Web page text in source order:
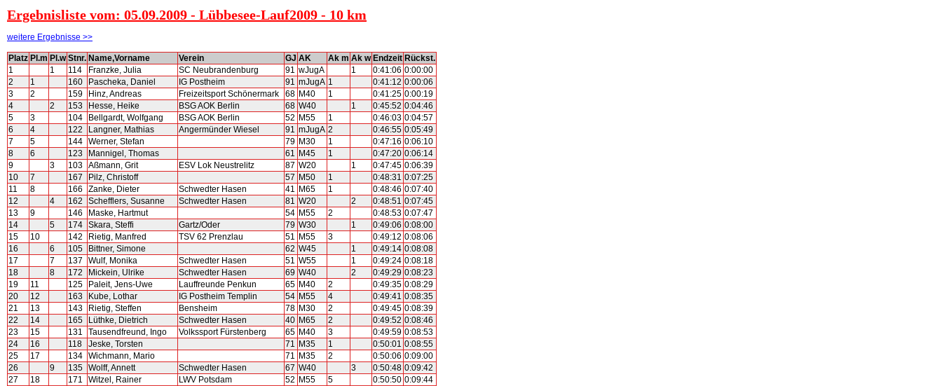
Ergebnisliste vom: 05.09.2009 - Lübbesee-Lauf2009 - 10 km
weitere Ergebnisse >>
Platz Pl.m Pl.w Stnr. Name,Vorname Verein GJ AK Ak m Ak w Endzeit Rückst.
1
1 114 Franzke, Julia SC Neubrandenburg 91 wJugA 1 0:41:06 0:00:00
2
1 160 Pascheka, Daniel IG Postheim 91 mJugA 1 0:41:12 0:00:06
3
2 159 Hinz, Andreas Freizeitsport Schönermark 68 M40 1 0:41:25 0:00:19
4
2 153 Hesse, Heike BSG AOK Berlin 68 W40 1 0:45:52 0:04:46
5
3 104 Bellgardt, Wolfgang BSG AOK Berlin 52 M55 1 0:46:03 0:04:57
6
4 122 Langner, Mathias Angermünder Wiesel 91 mJugA 2 0:46:55 0:05:49
7
5 144 Werner, Stefan 79 M30 1 0:47:16 0:06:10
8
6 123 Mannigel, Thomas 61 M45 1 0:47:20 0:06:14
9
3 103 Aßmann, Grit ESV Lok Neustrelitz 87 W20 1 0:47:45 0:06:39
10
7 167 Pilz, Christoff 57 M50 1 0:48:31 0:07:25
11
8 166 Zanke, Dieter Schwedter Hasen 41 M65 1 0:48:46 0:07:40
12
4 162 Schefflers, Susanne Schwedter Hasen 81 W20 2 0:48:51 0:07:45
13
9 146 Maske, Hartmut 54 M55 2 0:48:53 0:07:47
14
5 174 Skara, Steffi Gartz/Oder 79 W30 1 0:49:06 0:08:00
15
10 142 Rietig, Manfred TSV 62 Prenzlau 51 M55 3 0:49:12 0:08:06
16
6 105 Bittner, Simone 62 W45 1 0:49:14 0:08:08
17
7 137 Wulf, Monika Schwedter Hasen 51 W55 1 0:49:24 0:08:18
18
8 172 Mickein, Ulrike Schwedter Hasen 69 W40 2 0:49:29 0:08:23
19
11 125 Paleit, Jens-Uwe Lauffreunde Penkun 65 M40 2 0:49:35 0:08:29
20
12 163 Kube, Lothar IG Postheim Templin 54 M55 4 0:49:41 0:08:35
21
13 143 Rietig, Steffen Bensheim 78 M30 2 0:49:45 0:08:39
22
14 165 Lüthke, Dietrich Schwedter Hasen 40 M65 2 0:49:52 0:08:46
23
15 131 Tausendfreund, Ingo Volkssport Fürstenberg 65 M40 3 0:49:59 0:08:53
24
16 118 Jeske, Torsten 71 M35 1 0:50:01 0:08:55
25
17 134 Wichmann, Mario 71 M35 2 0:50:06 0:09:00
26
9 135 Wolff, Annett Schwedter Hasen 67 W40 3 0:50:48 0:09:42
27
18 171 Witzel, Rainer LWV Potsdam 52 M55 5 0:50:50 0:09:44